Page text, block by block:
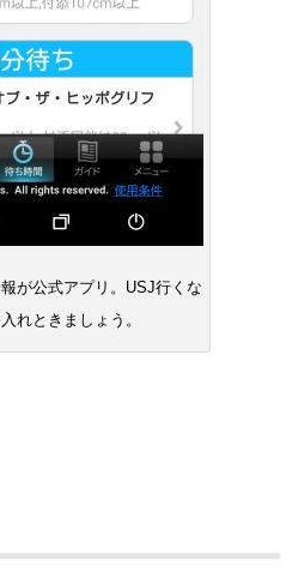
が公式アプリ。USJ行くな
れときましょう。